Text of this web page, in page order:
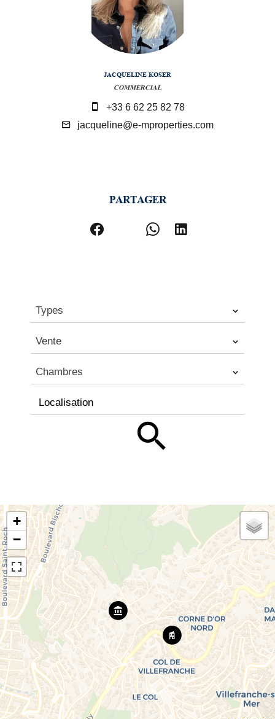
JACQUELINE KOSER
COMMERCIAL
+33 6 62 25 82 78
jacqueline@e-mproperties.com
PARTAGER
Types
Vente
Chambres
Localisation
+
−